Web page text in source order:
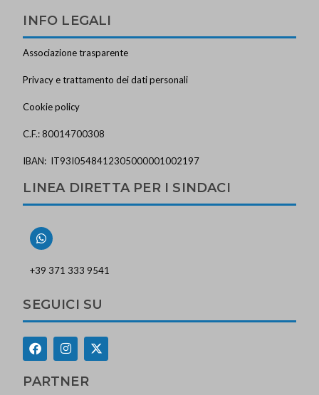
INFO LEGALI
Associazione trasparente
Privacy e trattamento dei dati personali
Cookie policy
C.F.: 80014700308
IBAN: IT93I0548412305000001002197
LINEA DIRETTA PER I SINDACI
+39 371 333 9541
SEGUICI SU
PARTNER